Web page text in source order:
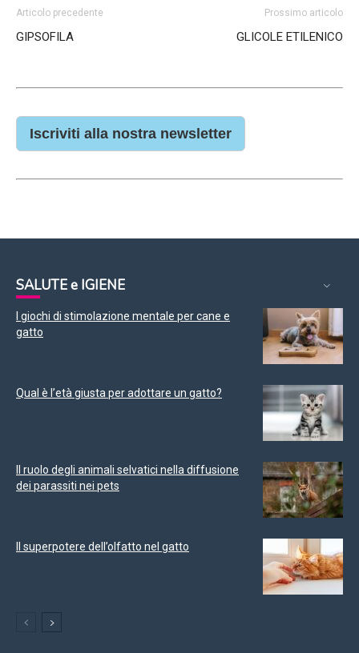
Articolo precedente
GIPSOFILA
Prossimo articolo
GLICOLE ETILENICO
Iscriviti alla nostra newsletter
SALUTE e IGIENE
I giochi di stimolazione mentale per cane e
gatto
Qual è l’età giusta per adottare un gatto?
Il ruolo degli animali selvatici nella diffusione
dei parassiti nei pets
Il superpotere dell’olfatto nel gatto